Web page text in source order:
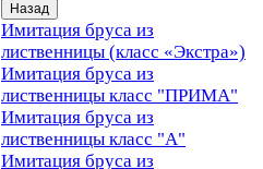
Назад
Имитация бруса из
лиственницы (класс «Экстра»)
Имитация бруса из
лиственницы класс "ПРИМА"
Имитация бруса из
лиственницы класс "А"
Имитация бруса из